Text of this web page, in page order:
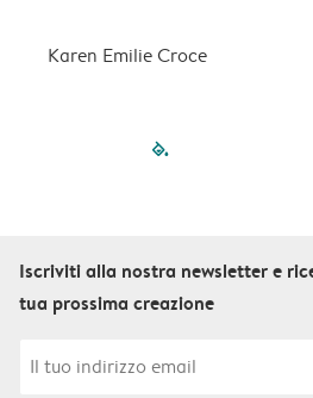
Karen Emilie Croce
filled-
Iscriviti alla nostra newsletter e
tua prossima creazione